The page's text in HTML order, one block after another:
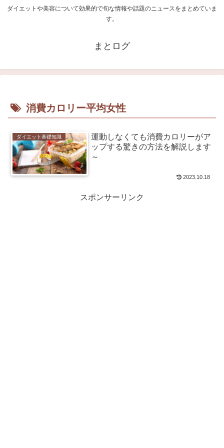
ダイエットや美容について効果的で旬な情報や話題のニュースをまとめていま
す。
まとログ
消費カロリー平均女性
ダイエット基礎知識
運動しなくても消費カロリーがア
ップする驚きの方法を解説します
～
2023.10.18
スポンサーリンク